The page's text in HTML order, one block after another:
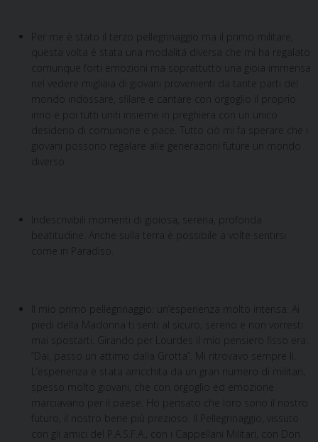
Per me è stato il terzo pellegrinaggio ma il primo militare,
questa volta è stata una modalitá diversa che mi ha regalato
comunque forti emozioni ma soprattutto una gioia immensa
nel vedere migliaia di giovani provenienti da tante parti del
mondo indossare, sfilare e cantare con orgoglio il proprio
inno e poi tutti uniti insieme in preghiera con un unico
desiderio di comunione e pace. Tutto ciò mi fa sperare che i
giovani possono regalare alle generazioni future un mondo
diverso
Indescrivibili momenti di gioiosa, serena, profonda
beatitudine. Anche sulla terra è possibile a volte sentirsi
come in Paradiso.
Il mio primo pellegrinaggio: un’esperienza molto intensa. Ai
piedi della Madonna ti senti al sicuro, sereno e non vorresti
mai spostarti. Girando per Lourdes il mio pensiero fisso era:
“Dai, passo un attimo dalla Grotta”. Mi ritrovavo sempre lì.
L’esperienza è stata arricchita da un gran numero di militari,
spesso molto giovani, che con orgoglio ed emozione
marciavano per il paese. Ho pensato che loro sono il nostro
futuro, il nostro bene più prezioso. Il Pellegrinaggio, vissuto
con gli amici del P.A.S.F.A., con i Cappellani Militari, con Don